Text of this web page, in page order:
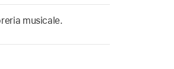
musicale.